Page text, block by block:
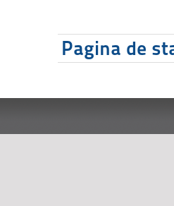
Pagina de